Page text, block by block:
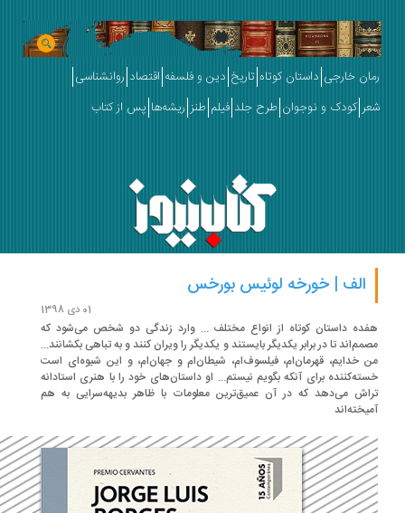
خارجی داستان کوتاه تاریخ دین و فلسفه اقتصاد روانشناسی
کودک و نوجوان طرح جلد فیلم طنز ریشه‌ها پس از کتاب
الف | خورخه لوئیس بورخس
داستان کوتاه از انواع مختلف ... وارد زندگی دو شخص می‌شود که
تا در برابر یکدیگر بایستند و یکدیگر را ویران کنند و به تباهی بکشانند...
خدایم، قهرمان‌ام، فیلسوف‌ام، شیطان‌ام و جهان‌ام، و این شیوه‌ای است
برای آنکه بگویم نیستم... او داستان‌های خود را با هنری استادانه
می‌دهد که در آن عمیق‌ترین معلومات با ظاهر بدیهه‌سرایی به هم